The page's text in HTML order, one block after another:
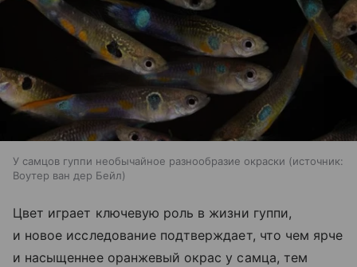
У самцов гуппи необычайное разнообразие окраски
источник:
Воутер ван дер Бейл
Цвет играет ключевую роль в жизни гуппи,
и новое исследование подтверждает, что чем ярче
и насыщеннее оранжевый окрас у самца, тем